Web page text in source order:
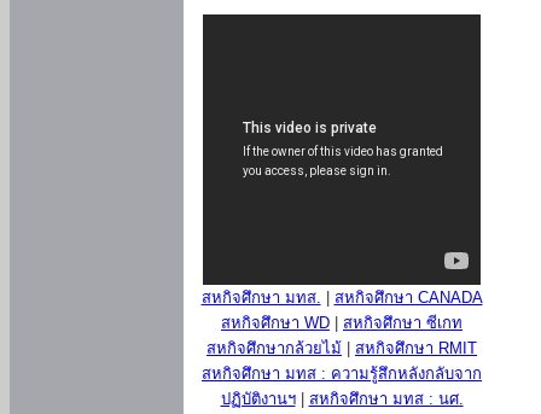
สหกิจศึกษา มทส.
สหกิจศึกษา CANADA
สหกิจศึกษา WD
สหกิจศึกษา ซีเกท
สหกิจศึกษากล้วยไม้
สหกิจศึกษา RMIT
สหกิจศึกษา มทส : ความรู้สึกหลังกลับจาก
ปฏิบัติงานฯ| สหกิจศึกษา มทส : นศ.